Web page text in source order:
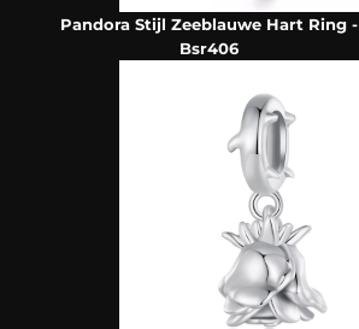
Pandora Stijl Zeeblauwe Hart Ring -
Bsr406